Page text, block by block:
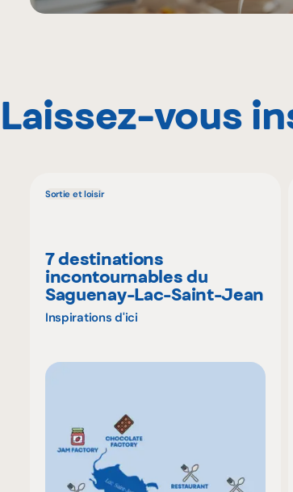
Laissez-vous
Sortie et loisir
7 destinations
incontournables du
Saguenay-Lac-Saint-Jean
Inspirations d'ici